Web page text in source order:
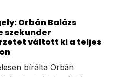
Orbán Balázs
szekunder
váltott ki a teljes
bírálta Orbán